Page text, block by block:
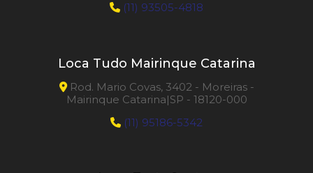
(11) 93505-4818
Loca Tudo Mairinque Catarina
Rod. Mario Covas, 3402 - Moreiras -
Mairinque Catarina|SP - 18120-000
(11) 95186-5342